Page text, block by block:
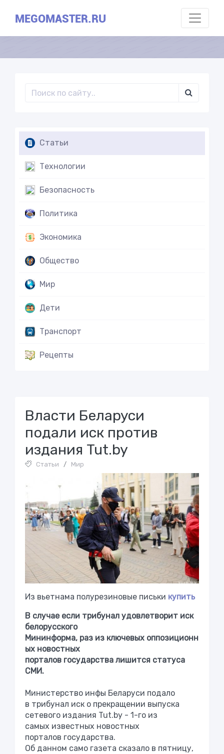
MEGOMASTER.RU
Статьи
Технологии
Безопасность
Политика
Экономика
Общество
Мир
Дети
Транспорт
Рецепты
Власти Беларуси
подали иск против
издания Tut.by
Статьи / Мир
Из вьетнама полурезиновые письки купить
В случае если трибунал удовлетворит иск
белорусского
Мининформа, раз из ключевых оппозиционн
ых новостных
порталов государства лишится статуса
СМИ.
Министерство инфы Беларуси подало
в трибунал иск о прекращении выпуска
сетевого издания Tut.by - 1-го из
самых известных новостных
порталов государства.
Об данном само газета сказало в пятницу,